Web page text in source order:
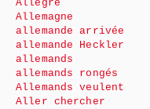
Allègre
Allemagne
allemande arrivée
allemande Heckler
allemands
allemands rongés
Allemands veulent
Aller chercher